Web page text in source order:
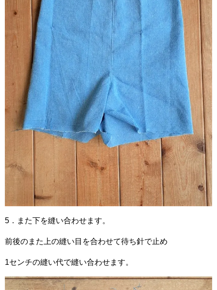
5．また下を縫い合わせます。
前後のまた上の縫い目を合わせて待ち針で止め
1センチの縫い代で縫い合わせます。